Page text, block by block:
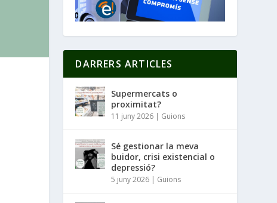
DARRERS ARTICLES
Supermercats o
proximitat?
11 juny 2026 | Guions
Sé gestionar la meva
buidor, crisi existencial o
depressió?
5 juny 2026 | Guions